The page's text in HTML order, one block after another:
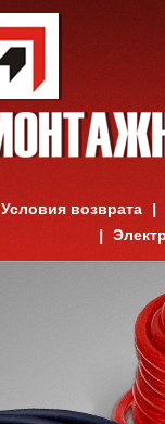
Условия возврата